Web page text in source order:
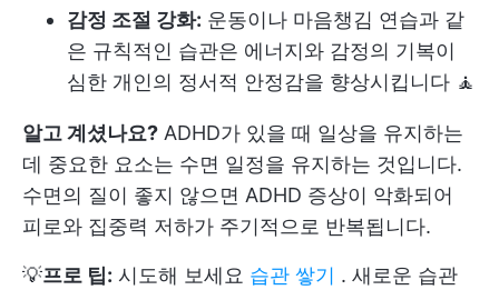
감정 조절 강화: 운동이나 마음챙김 연습과 같
은 규칙적인 습관은 에너지와 감정의 기복이
심한 개인의 정서적 안정감을 향상시킵니다 🧘
알고 계셨나요? ADHD가 있을 때 일상을 유지하는
데 중요한 요소는 수면 일정을 유지하는 것입니다.
수면의 질이 좋지 않으면 ADHD 증상이 악화되어
피로와 집중력 저하가 주기적으로 반복됩니다.
💡프로 팁: 시도해 보세요 습관 쌓기 . 새로운 습관